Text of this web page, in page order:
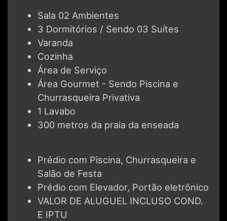
Sala 02 Ambientes
3 Dormitórios / Sendo 03 Suítes
Varanda
Cozinha
Área de Serviço
Área Gourmet - Sendo Piscina e
Churrasqueira Privativa
1 Lavabo
300 metros da praia da enseada
Prédio com Piscina, Churrasqueira e
Salão de Festa
Prédio com Elevador, Portão eletrônico
VALOR DE ALUGUEL INCLUSO COND.
E IPTU